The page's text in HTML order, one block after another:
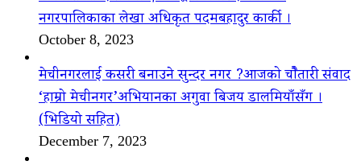
नगरपालिकाका लेखा अधिकृत पदमबहादुर कार्की ।
October 8, 2023
मेचीनगरलाई कसरी बनाउने सुन्दर नगर ?आजको चौैतारी संवाद
‘हाम्रो मेचीनगर’अभियानका अगुवा बिजय डालमियाँसँग ।
(भिडियो सहित)
December 7, 2023